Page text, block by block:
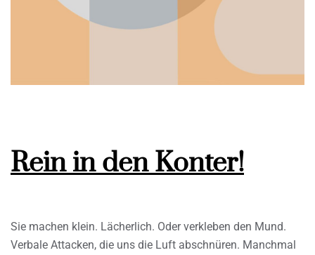
Rein in den Konter!
Sie machen klein. Lächerlich. Oder verkleben den Mund.
Verbale Attacken, die uns die Luft abschnüren. Manchmal